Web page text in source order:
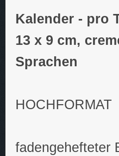
Kalender - pro
13 x 9 cm,
Sprachen
HOCHFORMAT
fadengehefteter